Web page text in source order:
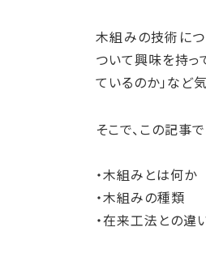
木組みの技術につ
ついて興味を持っ
ているのか」など
そこで、この記事
・木組みとは何か
・木組みの種類
・在来工法との違